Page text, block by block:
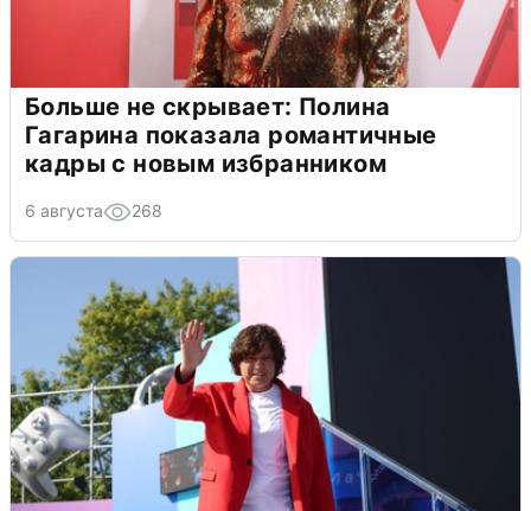
Больше не скрывает: Полина
Гагарина показала романтичные
кадры с новым избранником
6 августа 268